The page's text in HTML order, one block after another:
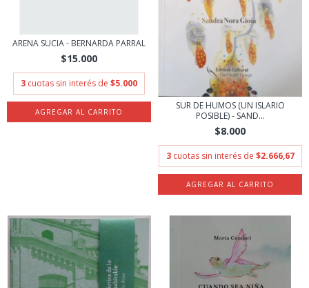
ARENA SUCIA - BERNARDA PARRAL
$15.000
3 cuotas sin interés de $5.000
SUR DE HUMOS (UN ISLARIO
POSIBLE) - SAND...
$8.000
3 cuotas sin interés de $2.666,67